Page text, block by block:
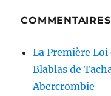
La Première Loi
Blablas de
Abercrombie